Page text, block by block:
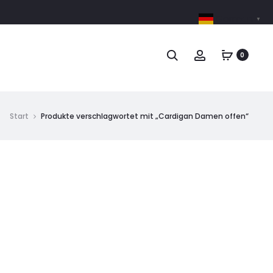
0
Start Produkte verschlagwortet mit „Cardigan Damen offen“
▼